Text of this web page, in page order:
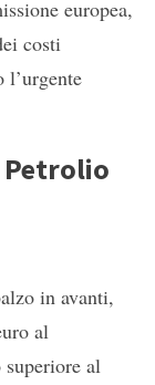
europea,
costi
l’urgente
Petrolio
in avanti,
al
al